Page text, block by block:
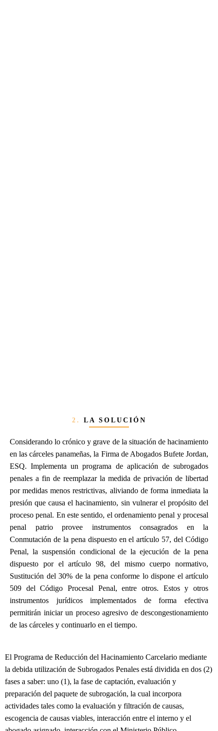
2. LA SOLUCIÓN
Considerando lo crónico y grave de la situación de hacinamiento
en las cárceles panameñas, la Firma de Abogados Bufete Jordan,
ESQ. Implementa un programa de aplicación de subrogados
penales a fin de reemplazar la medida de privación de libertad
por medidas menos restrictivas, aliviando de forma inmediata la
presión que causa el hacinamiento, sin vulnerar el propósito del
proceso penal. En este sentido, el ordenamiento penal y procesal
penal patrio provee instrumentos consagrados en la
Conmutación de la pena dispuesto en el artículo 57, del Código
Penal, la suspensión condicional de la ejecución de la pena
dispuesto por el artículo 98, del mismo cuerpo normativo,
Sustitución del 30% de la pena conforme lo dispone el artículo
509 del Código Procesal Penal, entre otros. Estos y otros
instrumentos jurídicos implementados de forma efectiva
permitirán iniciar un proceso agresivo de descongestionamiento
de las cárceles y continuarlo en el tiempo.
El Programa de Reducción del Hacinamiento Carcelario mediante
la debida utilización de Subrogados Penales está dividida en dos (2)
fases a saber: uno (1), la fase de captación, evaluación y
preparación del paquete de subrogación, la cual incorpora
actividades tales como la evaluación y filtración de causas,
escogencia de causas viables, interacción entre el interno y el